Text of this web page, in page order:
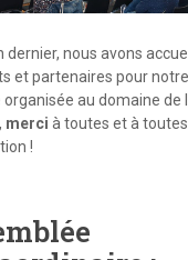
dernier, nous avons
et partenaires pour
au domaine de
merci à toutes et à
!